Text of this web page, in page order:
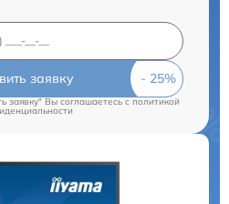
заявку
заявку" Вы соглашаетесь cполитикой